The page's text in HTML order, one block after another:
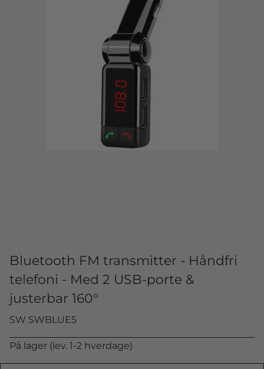
Bluetooth FM transmitter - Håndfri
telefoni - Med 2 USB-porte &
justerbar 160°
SW SWBLUE5
På lager (lev. 1-2 hverdage)